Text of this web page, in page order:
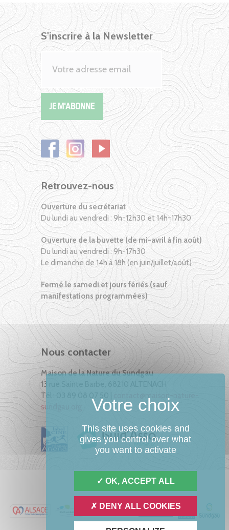
S'inscrire à la Newsletter
Retrouvez-nous
Ouverture du secrétariat
Du lundi au vendredi : 9h-12h30 et 14h-17h30
Ouverture de la buvette (de mi-avril à fin août)
Du lundi au vendredi : 9h-17h30
Le dimanche de 14h à 18h (en juin/juillet/août)
Fermé le samedi et jours fériés (sauf
manifestations programmées)
Nous contacter
Maison de la Nature du Sundgau
13 rue Sainte Barbe, 68210 ALTENACH
Tél : 03 89 08 07 50 |
sundgau.org
This site uses cookies and
gives you control over what
you want to activate
OK, ACCEPT ALL
DENY ALL COOKIES